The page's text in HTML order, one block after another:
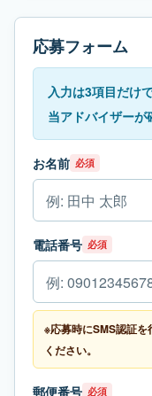
応募フォーム
入力は3項目だけ
当アドバイザーが
お名前 必須
電話番号 必須
※応募時にSMS認証を
ください。
郵便番号 必須